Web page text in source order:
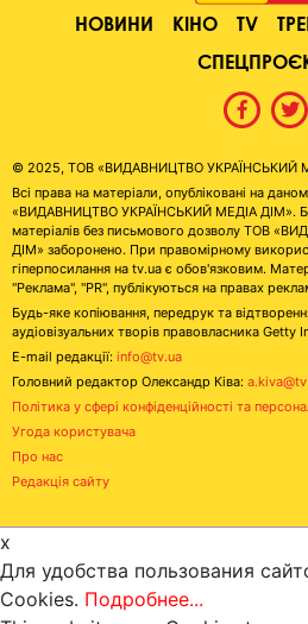
НОВИНИ КІНО TV
© 2025, ТОВ «ВИДАВНИЦТВО УКРАЇНСЬКИЙ
Всі права на матеріали, опубліковані на
«ВИДАВНИЦТВО УКРАЇНСЬКИЙ МЕДІА ДІМ».
матеріалів без письмового дозволу ТОВ
ДІМ» заборонено. При правомірному
гіперпосилання на tv.ua є обов'язковим.
"Реклама", "PR", публікуються на правах
Будь-яке копіювання, передрук та
аудіовізуальних творів правовласника
E-mail редакції: info@tv.ua
Головний редактор Олександр Ківа:
Політика у сфері конфіденційності та
Угода користувача
Про нас
Редакція сайту
x
Для удобства пользования
Cookies. Подробнее...